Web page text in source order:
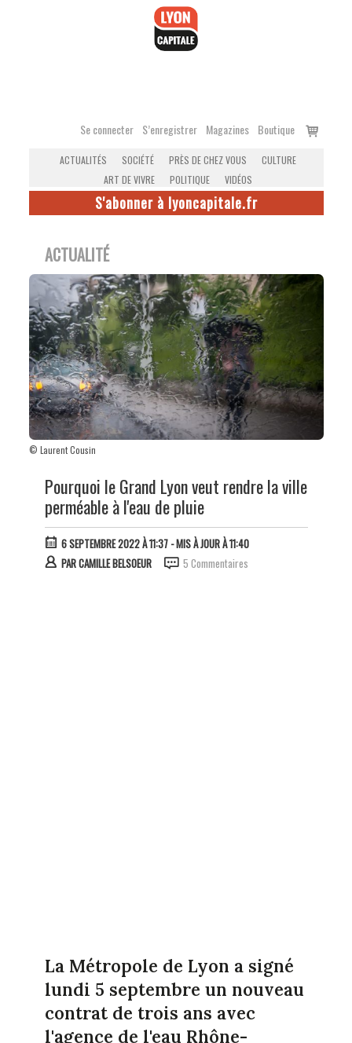
Se connecter S’enregistrer Magazines Boutique
Voir
ACTUALITÉS SOCIÉTÉ PRÈS DE CHEZ VOUS
CULTURE
ART DE VIVRE
POLITIQUE VIDÉOS
S'abonner à lyoncapitale.fr
ACTUALITÉ
© Laurent Cousin
Pourquoi le Grand Lyon veut rendre la ville
perméable à l'eau de pluie
6 SEPTEMBRE 2022 À 11:37- MIS À JOUR À 11:40
PARCAMILLE BELSOEUR 5 Commentaires
La Métropole de Lyon a signé
lundi 5 septembre un nouveau
contrat de trois ans avec
l'agence de l'eau Rhône-